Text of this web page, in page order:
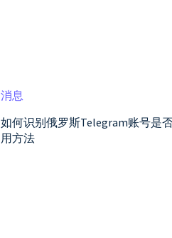
消息
如何识别俄罗斯Telegram账号是
用方法